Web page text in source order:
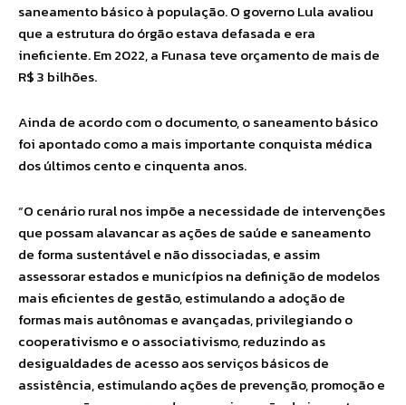
saneamento básico à população. O governo Lula avaliou
que a estrutura do órgão estava defasada e era
ineficiente. Em 2022, a Funasa teve orçamento de mais de
R$ 3 bilhões.
Ainda de acordo com o documento, o saneamento básico
foi apontado como a mais importante conquista médica
dos últimos cento e cinquenta anos.
“O cenário rural nos impõe a necessidade de intervenções
que possam alavancar as ações de saúde e saneamento
de forma sustentável e não dissociadas, e assim
assessorar estados e municípios na definição de modelos
mais eficientes de gestão, estimulando a adoção de
formas mais autônomas e avançadas, privilegiando o
cooperativismo e o associativismo, reduzindo as
desigualdades de acesso aos serviços básicos de
assistência, estimulando ações de prevenção, promoção e